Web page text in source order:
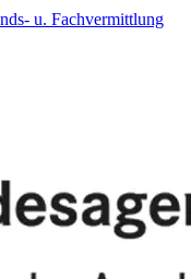
u. Fachvermittlung